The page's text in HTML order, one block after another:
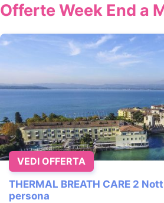
Offerte Week End a
THERMAL BREATH CARE 2
persona
VEDI OFFERTA